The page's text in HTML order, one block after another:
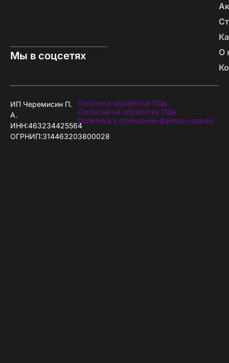
Мы в соцсетях
О
ИП Черемисин П.
А.
ИНН:463234425564
ОГРНИП:314463203800028
Политика обработки ПДн
Согласие на обработку ПДн
Политика в отношении файлов cookies